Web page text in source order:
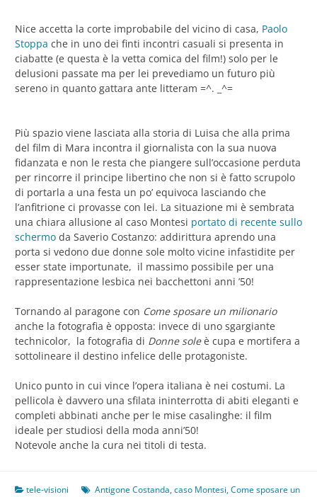
Nice accetta la corte improbabile del vicino di casa, Paolo
Stoppa che in uno dei finti incontri casuali si presenta in
ciabatte (e questa è la vetta comica del film!) solo per le
delusioni passate ma per lei prevediamo un futuro più
sereno in quanto gattara ante litteram =^. _^=
Più spazio viene lasciata alla storia di Luisa che alla prima
del film di Mara incontra il giornalista con la sua nuova
fidanzata e non le resta che piangere sull’occasione perduta
per rincorre il principe libertino che non si è fatto scrupolo
di portarla a una festa un po’ equivoca lasciando che
l’anfitrione ci provasse con lei. La situazione mi è sembrata
una chiara allusione al caso Montesi portato di recente sullo
schermo da Saverio Costanzo: addirittura aprendo una
porta si vedono due donne sole molto vicine infastidite per
esser state importunate, il massimo possibile per una
rappresentazione lesbica nei bacchettoni anni ’50!
Tornando al paragone con Come sposare un milionario
anche la fotografia è opposta: invece di uno sgargiante
technicolor, la fotografia di Donne soleè cupa e mortifera a
sottolineare il destino infelice delle protagoniste.
Unico punto in cui vince l’opera italiana è nei costumi. La
pellicola è davvero una sfilata ininterrotta di abiti eleganti e
completi abbinati anche per le mise casalinghe: il film
ideale per studiosi della moda anni’50!
Notevole anche la cura nei titoli di testa.
tele-visioni Antigone Costanda,caso Montesi,Come sposare un